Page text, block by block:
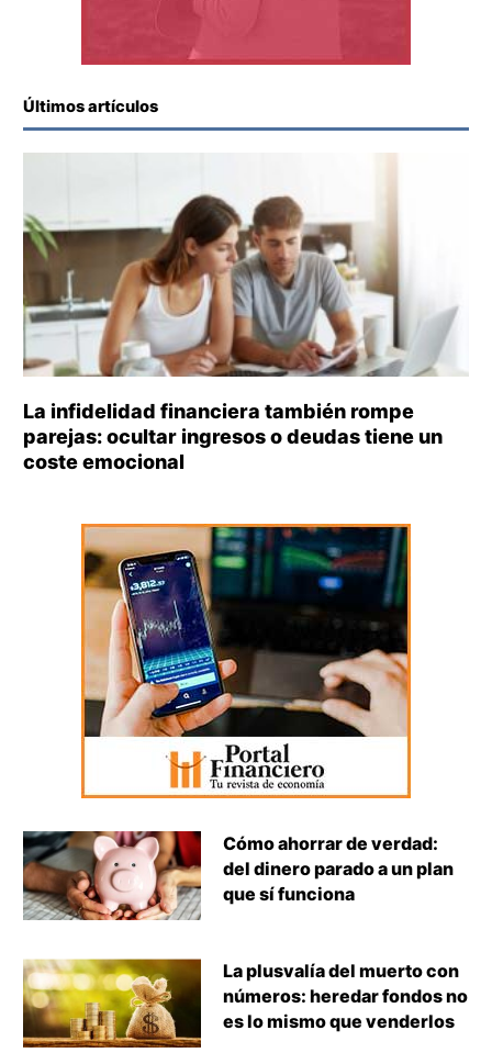
Últimos artículos
La infidelidad financiera también rompe
parejas: ocultar ingresos o deudas tiene un
coste emocional
Cómo ahorrar de verdad:
del dinero parado a un plan
que sí funciona
La plusvalía del muerto con
números: heredar fondos no
es lo mismo que venderlos